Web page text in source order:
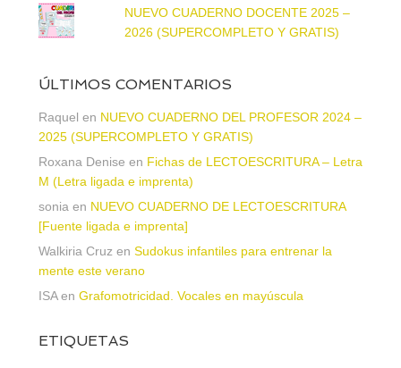
NUEVO CUADERNO DOCENTE 2025 –
2026 (SUPERCOMPLETO Y GRATIS)
ÚLTIMOS COMENTARIOS
Raquel en NUEVO CUADERNO DEL PROFESOR 2024 –
2025 (SUPERCOMPLETO Y GRATIS)
Roxana Denise en Fichas de LECTOESCRITURA – Letra
M (Letra ligada e imprenta)
sonia en NUEVO CUADERNO DE LECTOESCRITURA
[Fuente ligada e imprenta]
Walkiria Cruz en Sudokus infantiles para entrenar la
mente este verano
ISAen Grafomotricidad. Vocales en mayúscula
ETIQUETAS